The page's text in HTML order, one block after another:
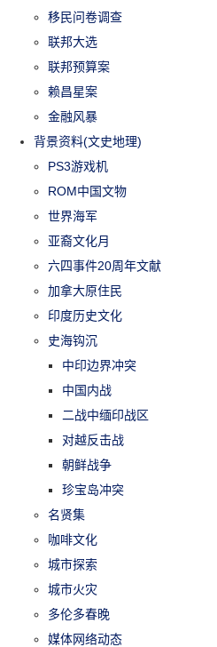
移民问卷调查
联邦大选
联邦预算案
赖昌星案
金融风暴
背景资料(文史地理)
PS3游戏机
ROM中国文物
世界海军
亚裔文化月
六四事件20周年文献
加拿大原住民
印度历史文化
史海钩沉
中印边界冲突
中国内战
二战中缅印战区
对越反击战
朝鲜战争
珍宝岛冲突
名贤集
咖啡文化
城市探索
城市火灾
多伦多春晚
媒体网络动态